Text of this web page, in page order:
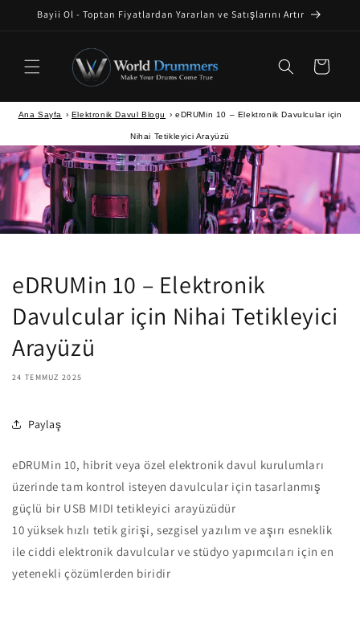
İçeriğe
Bayii Ol - Toptan Fiyatlardan Yararlan ve Satışlarını Artır
Sepet
Ana Sayfa › Elektronik Davul Blogu › eDRUMin 10 – Elektronik Davulcular için
Nihai Tetikleyici Arayüzü
eDRUMin 10 – Elektronik
Davulcular için Nihai Tetikleyici
Arayüzü
24 TEMMUZ 2025
Paylaş
eDRUMin 10, hibrit veya özel elektronik davul kurulumları
üzerinde tam kontrol isteyen davulcular için tasarlanmış
güçlü bir USB MIDI tetikleyici arayüzüdür
10 yüksek hızlı tetik girişi, sezgisel yazılım ve aşırı esneklik
ile ciddi elektronik davulcular ve stüdyo yapımcıları için en
yetenekli çözümlerden biridir